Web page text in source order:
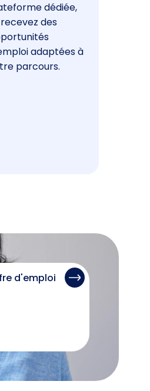
dédiée,
des
adaptées à
parcours.
d'emploi